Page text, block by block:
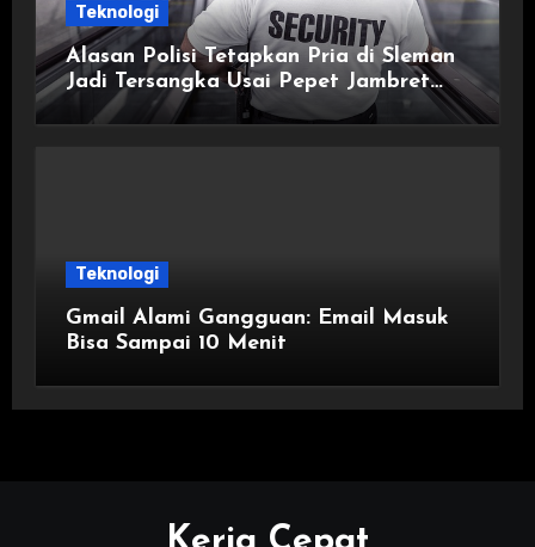
Teknologi
Alasan Polisi Tetapkan Pria di Sleman
Jadi Tersangka Usai Pepet Jambret
demi Lindungi Istri
Teknologi
Gmail Alami Gangguan: Email Masuk
Bisa Sampai 10 Menit